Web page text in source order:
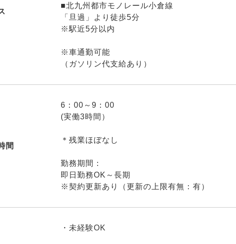
■北九州都市モノレール小倉線
「旦過」より徒歩5分
※駅近5分以内
※車通勤可能
（ガソリン代支給あり）
間
6：00～9：00
(実働3時間）
＊残業ほぼなし
勤務期間：
即日勤務OK～長期
※契約更新あり（更新の上限有無：有）
・未経験OK